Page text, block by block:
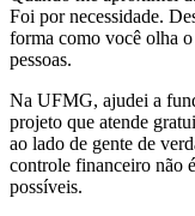
Foi por necessidade.
forma como você olha
pessoas.
Na UFMG, ajudei a
projeto que atende
ao lado de gente de
controle financeiro não
possíveis.